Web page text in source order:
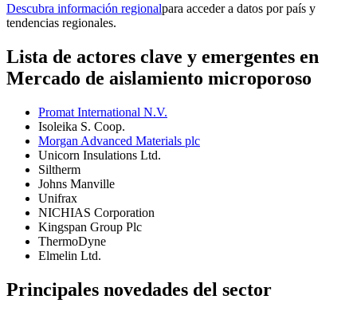
Descubra información regionalpara acceder a datos por país y
tendencias regionales.
Lista de actores clave y emergentes en
Mercado de aislamiento microporoso
Promat International N.V.
Isoleika S. Coop.
Morgan Advanced Materials plc
Unicorn Insulations Ltd.
Siltherm
Johns Manville
Unifrax
NICHIAS Corporation
Kingspan Group Plc
ThermoDyne
Elmelin Ltd.
Principales novedades del sector